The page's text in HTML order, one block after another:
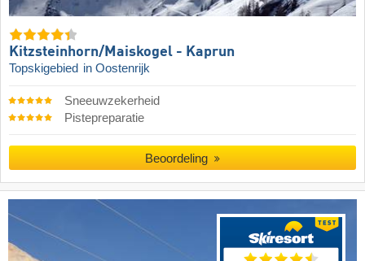
Kitzsteinhorn/​Maiskogel - Kaprun
Topskigebied in Oostenrijk
Sneeuwzekerheid
Pistepreparatie
Beoordeling